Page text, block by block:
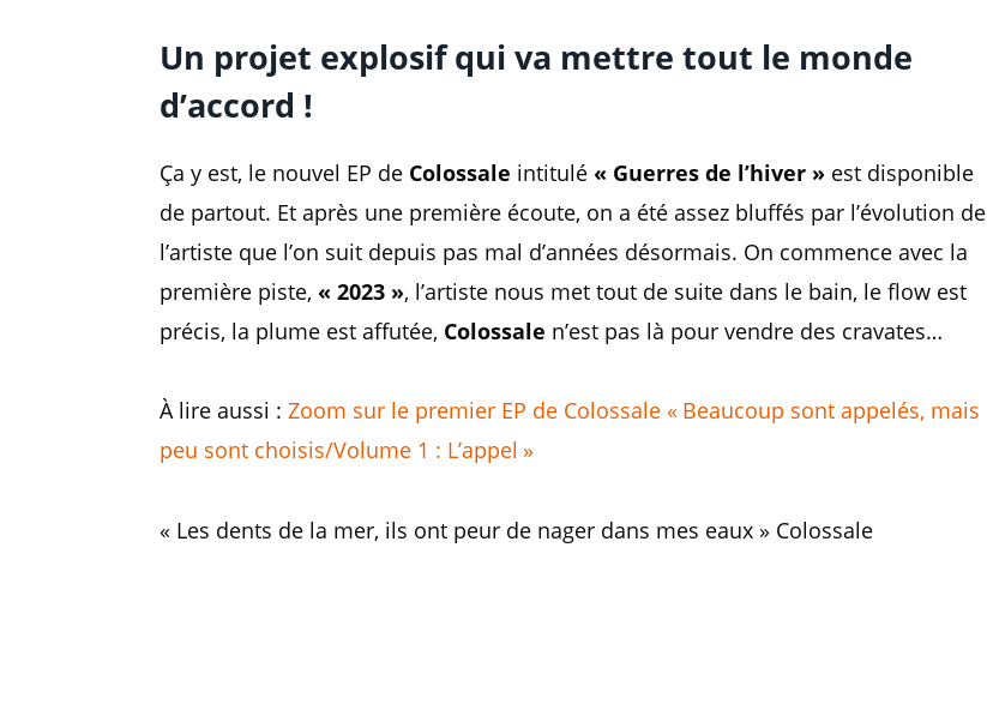
Un projet explosif qui va mettre tout le monde
d’accord !
Ça y est, le nouvel EP de Colossale intitulé « Guerres de l’hiver » est disponible
de partout. Et après une première écoute, on a été assez bluffés par l’évolution de
l’artiste que l’on suit depuis pas mal d’années désormais. On commence avec la
première piste, « 2023 », l’artiste nous met tout de suite dans le bain, le flow est
précis, la plume est affutée, Colossale n’est pas là pour vendre des cravates…
À lire aussi : Zoom sur le premier EP de Colossale « Beaucoup sont appelés, mais
peu sont choisis/Volume 1 : L’appel »
« Les dents de la mer, ils ont peur de nager dans mes eaux » Colossale